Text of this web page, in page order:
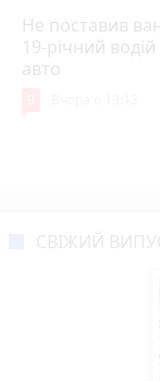
Не поставив
19-річний
авто